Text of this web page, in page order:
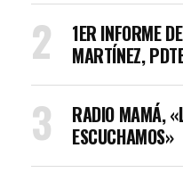
1ER INFORME
MARTÍNEZ,
RADIO MAMÁ,
ESCUCHAMOS»